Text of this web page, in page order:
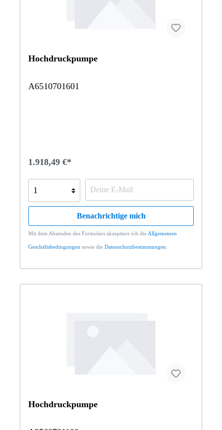
Hochdruckpumpe
A6510701601
1.918,49 €*
Benachrichtige mich
Mit dem Absenden des Formulars akzeptiere ich die Allgemeinen
Geschäftsbedingungen sowie die Datenschutzbestimmungen
Hochdruckpumpe